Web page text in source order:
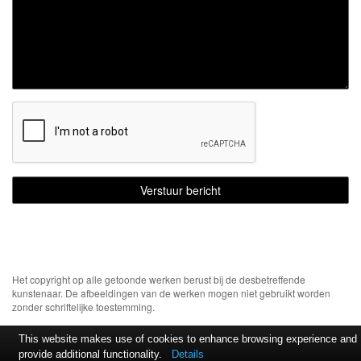
Het copyright op alle getoonde werken berust bij de desbetreffende
kunstenaar. De afbeeldingen van de werken mogen niet gebruikt worden
zonder schriftelijke toestemming.
This website makes use of cookies to enhance browsing experience and
provide additional functionality.
Details